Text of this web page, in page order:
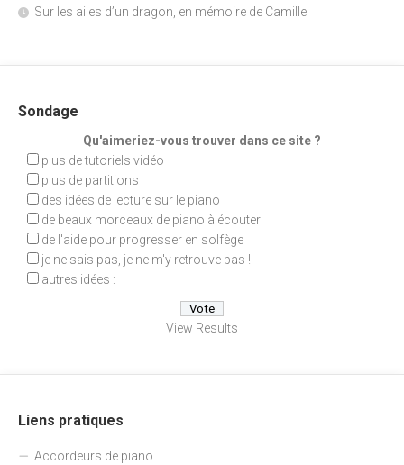
Sur les ailes d’un dragon, en mémoire de Camille
Sondage
Qu'aimeriez-vous trouver dans ce site ?
plus de tutoriels vidéo
plus de partitions
des idées de lecture sur le piano
de beaux morceaux de piano à écouter
de l'aide pour progresser en solfège
je ne sais pas, je ne m'y retrouve pas !
autres idées :
View Results
Liens pratiques
Accordeurs de piano